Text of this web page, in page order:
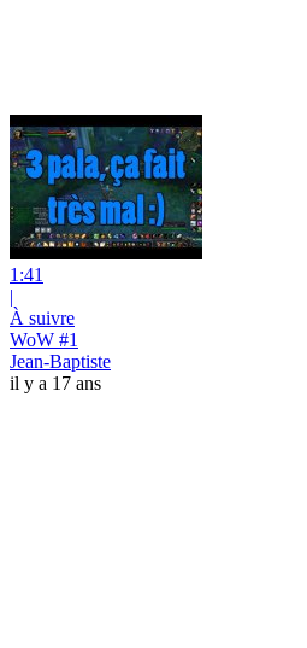
1:41
|
À suivre
WoW #1
Jean-Baptiste
il y a 17 ans